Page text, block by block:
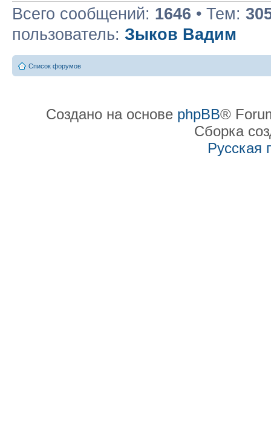
Всего сообщений: 1646 • Тем:
пользователь: Зыков Вадим
Список форумов
Создано на основе phpBB®
Сборка
Русская